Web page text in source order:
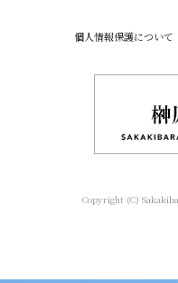
個人情報保護について
Copyright (C)